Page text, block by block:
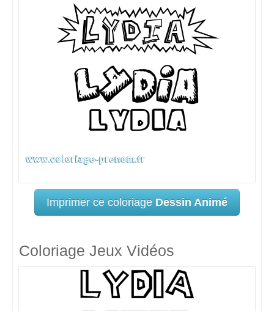
Imprimer ce coloriage Dessin Animé
Coloriage Jeux Vidéos